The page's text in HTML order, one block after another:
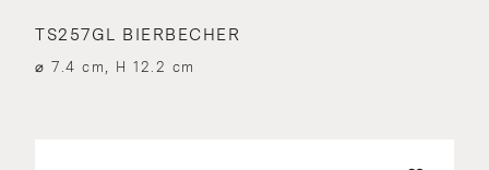
TS257GL BIERBECHER
⌀ 7.4 cm, H 12.2 cm